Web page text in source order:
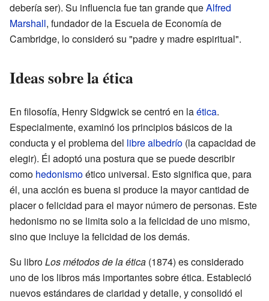
debería ser). Su influencia fue tan grande queAlfred
Marshall, fundador de la Escuela de Economía de
Cambridge, lo consideró su "padre y madre espiritual".
Ideas sobre la ética
En filosofía, Henry Sidgwick se centró en laética.
Especialmente, examinó los principios básicos de la
conducta y el problema del libre albedrío (la capacidad de
elegir). Él adoptó una postura que se puede describir
como hedonismoético universal. Esto significa que, para
él, una acción es buena si produce la mayor cantidad de
placer o felicidad para el mayor número de personas. Este
hedonismo no se limita solo a la felicidad de uno mismo,
sino que incluye la felicidad de los demás.
Su libroLos métodos de la ética (1874) es considerado
uno de los libros más importantes sobre ética. Estableció
nuevos estándares de claridad y detalle, y consolidó el